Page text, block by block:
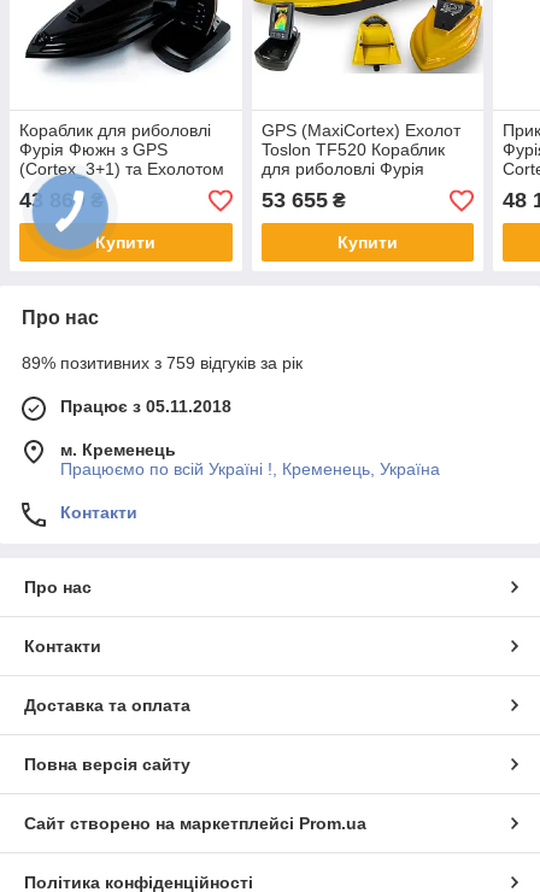
Кораблик для риболовлі
Фурія Фюжн з GPS
(Cortex_3+1) та Ехолотом
Lucky918 Чорний
43 860 ₴
Купити
GPS (MaxiCortex) Ехолот
Toslon TF520 Кораблик
для риболовлі Фурія
Шторм Жовтий
53 655₴
Купити
48
Про нас
89% позитивних з 759 відгуків за рік
Працює з 05.11.2018
м. Кременець
Працюємо по всій Україні !, Кременець, Україна
Контакти
Про нас
Контакти
Доставка та оплата
Повна версія сайту
Сайт створено на маркетплейсі Prom.ua
Політика конфіденційності